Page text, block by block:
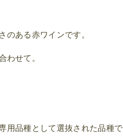
のある赤ワインです。
わせて。
用品種として選抜された品種で